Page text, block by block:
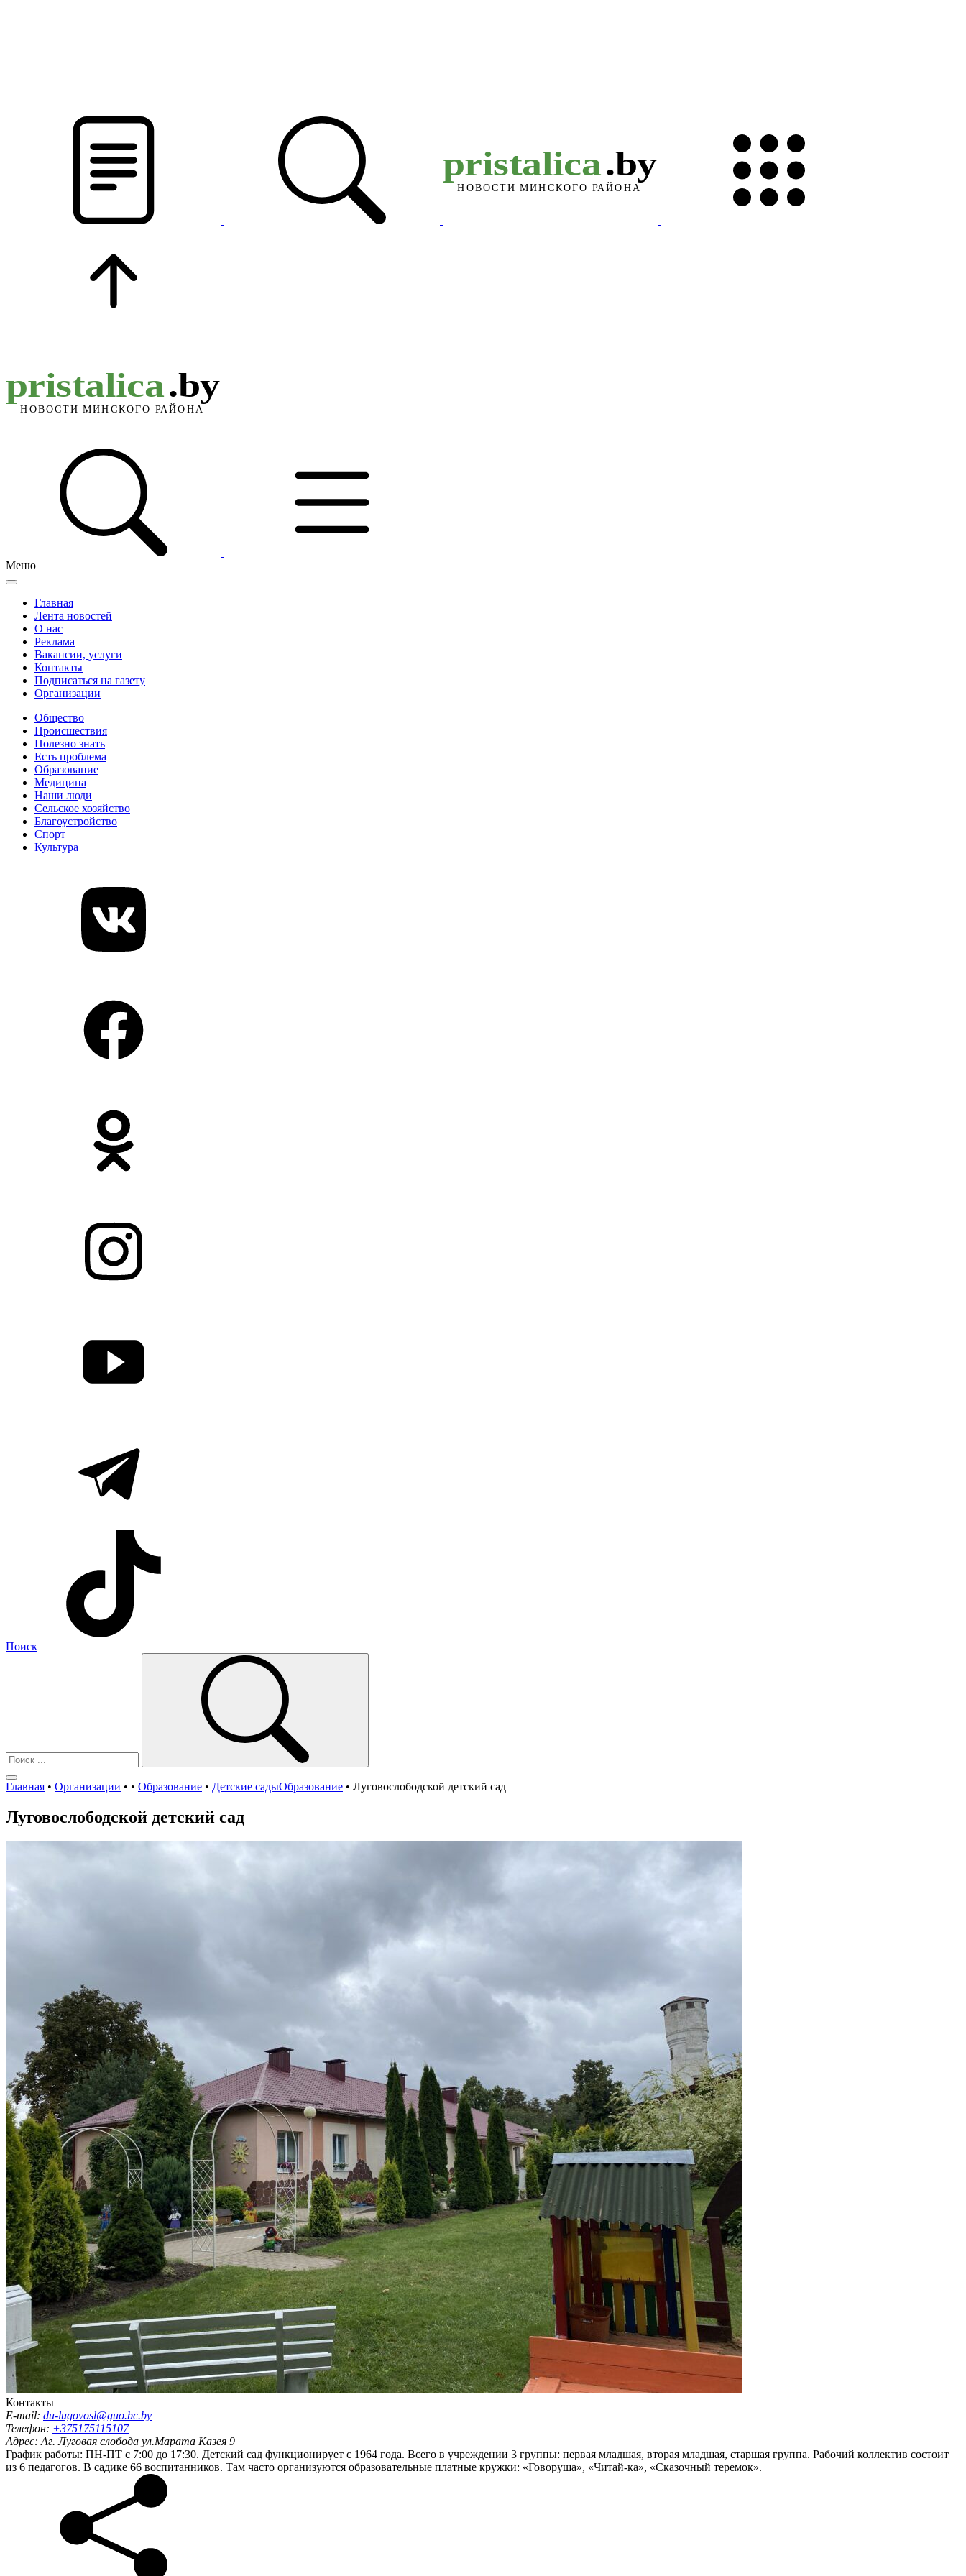
Меню
Главная
Лента новостей
О нас
Реклама
Вакансии, услуги
Контакты
Подписаться на газету
Организации
Общество
Происшествия
Полезно знать
Есть проблема
Образование
Медицина
Наши люди
Сельское хозяйство
Благоустройство
Спорт
Культура
Поиск
Главная • Организации • • Образование • Детские садыОбразование • Луговослободской детский сад
Луговослободской детский сад
Контакты
E-mail: du-lugovosl@guo.bc.by
Телефон: +375175115107
Адрес: Аг. Луговая слобода ул.Марата Казея 9
График работы: ПН-ПТ с 7:00 до 17:30. Детский сад функционирует с 1964 года. Всего в учреждении 3 группы: первая младшая, вторая младшая, старшая группа. Рабочий коллектив состоит
из 6 педагогов. В садике 66 воспитанников. Там часто организуются образовательные платные кружки: «Говоруша», «Читай-ка», «Сказочный теремок».